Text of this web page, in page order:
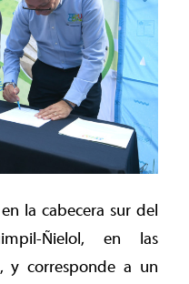
la cabecera sur del
Ñielol, en las
y corresponde a un